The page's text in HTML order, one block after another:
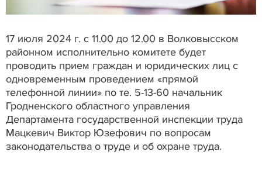
17 июля 2024 г. с 11.00 до 12.00 в Волковысском
районном исполнительно комитете будет
проводить прием граждан и юридических лиц с
одновременным проведением «прямой
телефонной линии» по те. 5-13-60 начальник
Гродненского областного управления
Департамента государственной инспекции труда
Мацкевич Виктор Юзефович по вопросам
законодательства о труде и об охране труда.